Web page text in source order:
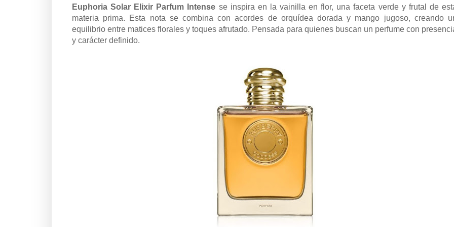
Euphoria Solar Elixir Parfum Intense se inspira en la vainilla en flor, una faceta verde y frutal de
materia prima. Esta nota se combina con acordes de orquídea dorada y mango jugoso, creando
equilibrio entre matices florales y toques afrutado. Pensada para quienes buscan un perfume con
y carácter definido.